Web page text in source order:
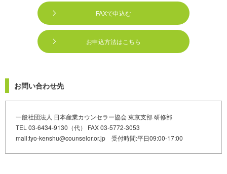
FAXで申込む
お申込方法はこちら
お問い合わせ先
一般社団法人 日本産業カウンセラー協会 東京支部 研修部
TEL 03-6434-9130（代） FAX 03-5772-3053
mail:tyo-kenshu@counselor.or.jp 受付時間:平日09:00-17:00